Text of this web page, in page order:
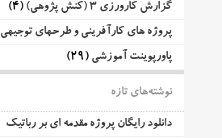
گزارش کارورزی 3 (کنش پژوهی)
(4)
پروژه های کارآفرینی و طرحهای توجیهی
پاورپوینت آموزشی (29)
نوشته‌های تازه
دانلود رایگان پروژه مقدمه ای بر رباتیک